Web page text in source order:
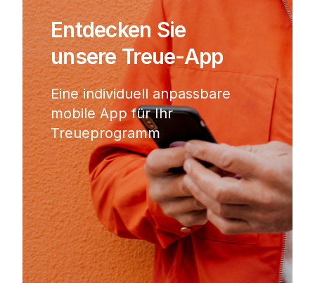
Entdecken Sie
unsere Treue-App
Eine individuell anpassbare
mobile App für Ihr
Treueprogramm